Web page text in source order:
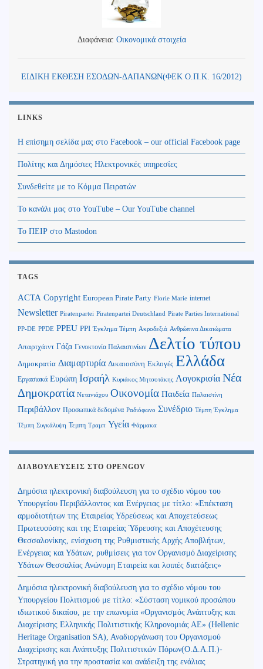
Διαφάνεια: Οικονομικά στοιχεία
ΕΙΔΙΚΗ ΕΚΘΕΣΗ ΕΣΟΔΩΝ-ΔΑΠΑΝΩΝ(ΦΕΚ Ο.Π.Κ. 16/2012)
LINKS
Η επίσημη σελίδα μας στο Facebook – our official Facebook page
Πολίτης και Δημόσιες Ηλεκτρονικές υπηρεσίες
Συνδεθείτε με το Κόμμα Πειρατών
Το κανάλι μας στο YouTube – Our YouTube channel
Το ΠΕΙΡ στο Mastodon
TAGS
ACTA Copyright European Pirate Party Florie Marie internet
Newsletter Piratenpartei Piratenpartei Deutschland Pirate Parties International
PP-DE PPDE PPEU PPI Έγκλημα Τέμπη Ακροδεξιά Ανθρώπινα Δικαιώματα
Απαρτχάιντ Γάζα Γενοκτονία Παλαιστινίων Δελτίο τύπου
Δημοκρατία Διαμαρτυρία Δικαιοσύνη Εκλογές Ελλάδα
Εργασιακά Ευρώπη Ισραήλ Κυριάκος Μητσοτάκης Λογοκρισία Νέα
Δημοκρατία Νετανιάχου Οικονομία Παιδεία Παλαιστίνη
Περιβάλλον Προσωπικά δεδομένα Ραδιόφωνο Συνέδριο Τέμπη Έγκλημα
Τέμπη Συγκάλυψη Τεμπη Τραμπ Υγεία Φάρμακα
ΔΙΑΒΟΥΛΕΎΣΕΙΣ ΣΤΟ OPENGOV
Δημόσια ηλεκτρονική διαβούλευση για το σχέδιο νόμου του
Υπουργείου Περιβάλλοντος και Ενέργειας με τίτλο: «Επέκταση
αρμοδιοτήτων της Εταιρείας Υδρεύσεως και Αποχετεύσεως
Πρωτευούσης και της Εταιρείας Ύδρευσης και Αποχέτευσης
Θεσσαλονίκης, ενίσχυση της Ρυθμιστικής Αρχής Αποβλήτων,
Ενέργειας και Υδάτων, ρυθμίσεις για τον Οργανισμό Διαχείρισης
Υδάτων Θεσσαλίας Ανώνυμη Εταιρεία και λοιπές διατάξεις»
Δημόσια ηλεκτρονική διαβούλευση για το σχέδιο νόμου του
Υπουργείου Πολιτισμού με τίτλο: «Σύσταση νομικού προσώπου
ιδιωτικού δικαίου, με την επωνυμία «Οργανισμός Ανάπτυξης και
Διαχείρισης Ελληνικής Πολιτιστικής Κληρονομιάς ΑΕ» (Hellenic
Heritage Organisation SA), Αναδιοργάνωση του Οργανισμού
Διαχείρισης και Ανάπτυξης Πολιτιστικών Πόρων(Ο.Δ.Α.Π.)-
Στρατηγική για την προστασία και ανάδειξη της ενάλιας